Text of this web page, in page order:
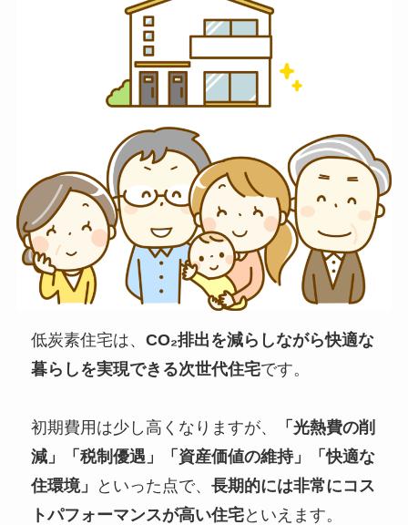
低炭素住宅は、CO₂排出を減らしながら快適な
暮らしを実現できる次世代住宅です。
初期費用は少し高くなりますが、
「光熱費の削
減」「税制優遇」「資産価値の維持」「快適な
住環境」
といった点で、長期的には非常にコス
トパフォーマンスが高い住宅といえます。